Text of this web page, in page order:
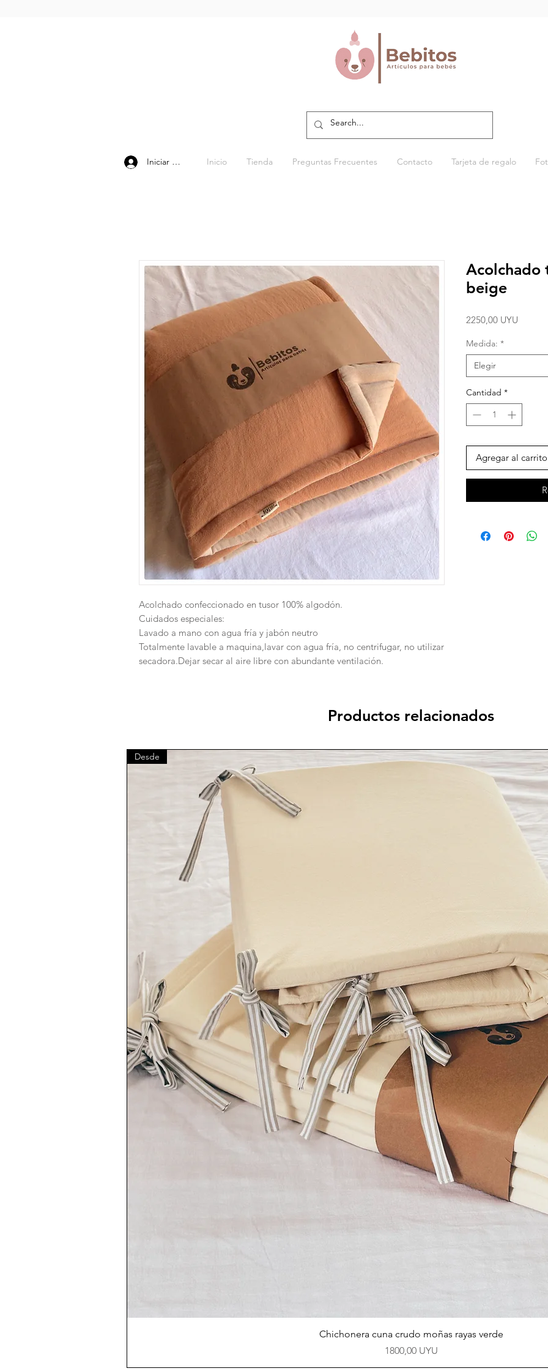
Iniciar sesión Inicio Tienda Preguntas Frecuentes Contacto Tarjeta de regalo
Acolchado confeccionado en tusor 100% algodón.
Cuidados especiales:
Lavado a mano con agua fría y jabón neutro
Totalmente lavable a maquina,lavar con agua fría, no centrifugar, no utilizar
secadora.Dejar secar al aire libre con abundante ventilación.
Acolchado
beige
2250,00 UYU
Medida: *
Elegir
Cantidad *
Agregar al carrito
Productos relacionados
Vista rápida
Desde
Chichonera cuna crudo moñas rayas verde
Precio
1800,00 UYU